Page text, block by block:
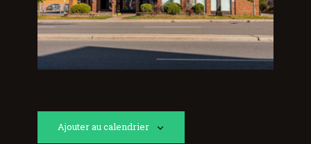
Ajouter au calendrier